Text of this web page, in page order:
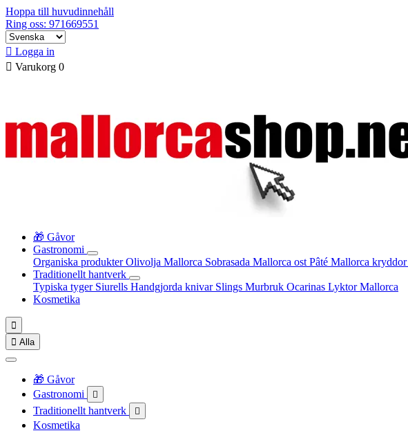
Hoppa till huvudinnehåll
Ring oss: 971669551
 Logga in
 Varukorg 0
🎁 Gåvor
Gastronomi
Organiska produkterOlivolja Mallorca Sobrasada Mallorca ost Pâté Mallorca kryddor
Traditionellt hantverk
Typiska tyger Siurells Handgjorda knivar Slings Murbruk Ocarinas Lyktor Mallorca
Kosmetika

 Alla
🎁 Gåvor
Gastronomi

Traditionellt hantverk 
Kosmetika